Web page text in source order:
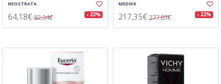
NEOSTRATA
64,18€ 82,04€ - 22%
MEDIK8
217,35€ 277,83€ - 22%